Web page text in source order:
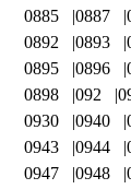
0885
0887
0892
0893
0895
0896
0898
092
0930
0940
0943
0944
0947
0948